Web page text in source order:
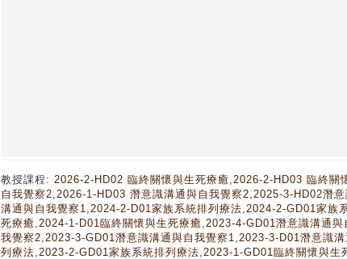
教授課程: 2026-2-HD02 臨終關懷與生死療癒,2026-2-HD03 臨終關
自我覺察2,2026-1-HD03 潛意識溝通與自我覺察2,2025-3-HD02潛
溝通與自我覺察1,2024-2-D01家族系統排列療法,2024-2-GD01家族
死療癒,2024-1-D01臨終關懷與生死療癒,2023-4-GD01潛意識溝通與
我覺察2,2023-3-GD01潛意識溝通與自我覺察1,2023-3-D01潛意識
列療法,2023-2-GD01家族系統排列療法,2023-1-GD01臨終關懷與生